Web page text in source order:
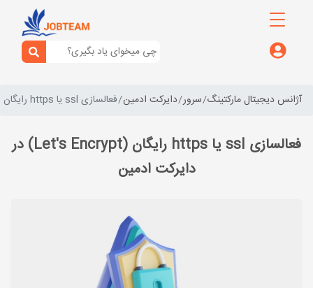
آژانس دیجیتال مارکتینگ سرور دایرکت ادمین فعالسازی ssl یا https رایگان (Let's Encrypt) در دایرکت ادمین
فعالسازی ssl یا https رایگان (Let's Encrypt) در
دایرکت ادمین